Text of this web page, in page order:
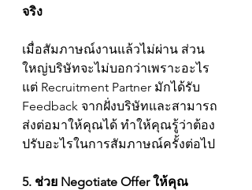
จริง
เมื่อสัมภาษณ์งานแล้วไม่ผ่าน ส่วน
ใหญ่บริษัทจะไม่บอกว่าเพราะอะไร
แต่ Recruitment Partner มักได้รับ
Feedback จากฝั่งบริษัทและสามารถ
ส่งต่อมาให้คุณได้ ทำให้คุณรู้ว่าต้อง
ปรับอะไรในการสัมภาษณ์ครั้งต่อไป
5. ช่วย Negotiate Offer ให้คุณ